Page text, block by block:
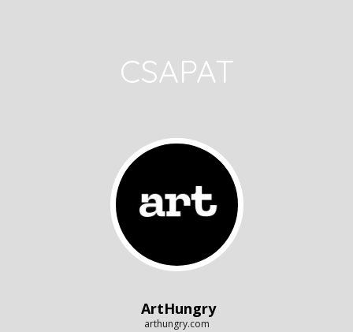
CSAPAT
ArtHungry
arthungry.com